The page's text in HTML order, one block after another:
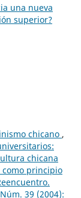
una nueva
superior?
chicano ,
chicana
como principio
39 (2004):